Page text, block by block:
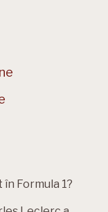
Formula 1?